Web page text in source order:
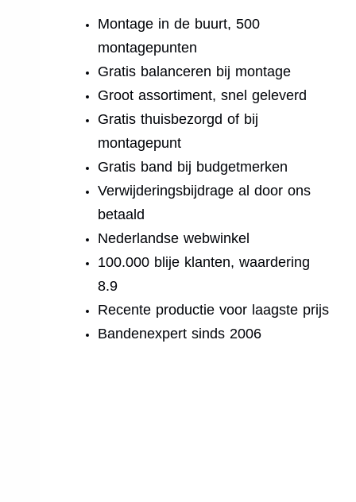
Montage in de buurt, 500
montagepunten
Gratis balanceren bij montage
Groot assortiment, snel geleverd
Gratis thuisbezorgd of bij
montagepunt
Gratis band bij budgetmerken
Verwijderingsbijdrage al door ons
betaald
Nederlandse webwinkel
100.000 blije klanten, waardering
8.9
Recente productie voor laagste prijs
Bandenexpert sinds 2006